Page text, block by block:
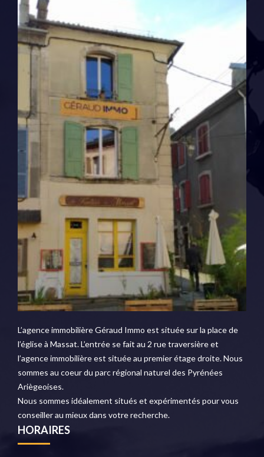
L’agence immobilière Géraud Immo est située sur la place de
l’église à Massat. L’entrée se fait au 2 rue traversière et
l’agence immobilière est située au premier étage droite. Nous
sommes au coeur du parc régional naturel des Pyrénées
Ariègeoises.
Nous sommes idéalement situés et expérimentés pour vous
conseiller au mieux dans votre recherche.
HORAIRES